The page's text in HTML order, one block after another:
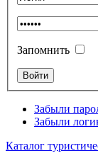
Запомнить
Забыли
Забыли
Каталог